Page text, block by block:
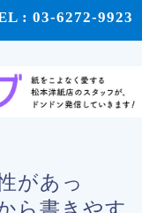
: 03-6272-9923
があっ